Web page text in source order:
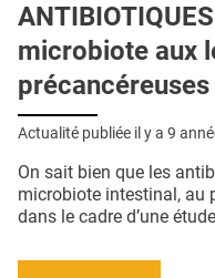
E-REVUE SAD
L'APP
PUBLICITÉ
microbiote aux
précancéreuses
Actualité publiée il y a 9
On sait bien que les
microbiote intestinal, au
dans le cadre d’une